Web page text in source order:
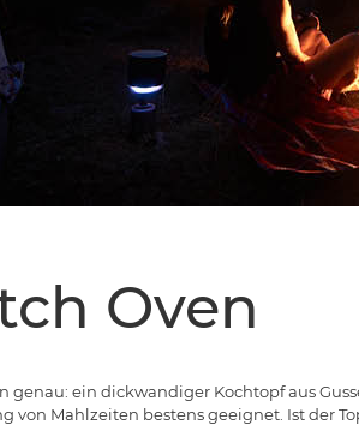
Oven
genau: ein dickwandiger Kochtopf aus
von Mahlzeiten bestens geeignet. Ist der